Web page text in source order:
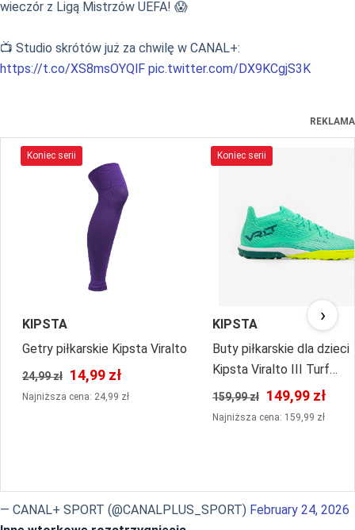
wieczór z Ligą Mistrzów UEFA! 😱
📺 Studio skrótów już za chwilę w CANAL+:
https://t.co/XS8msOYQlF pic.twitter.com/DX9KCgjS3K
REKLAMA
Koniec serii
KIPSTA
Getry piłkarskie Kipsta Viralto
24,99 zł 14,99 zł
Najniższa cena: 24,99 zł
Koniec serii
KIPSTA
Buty piłkarskie dla dzieci
Kipsta Viralto III Turf
sznurowane
159,99 zł 149,99 zł
Najniższa cena: 159,99 zł
›
— CANAL+ SPORT (@CANALPLUS_SPORT) February 24, 2026